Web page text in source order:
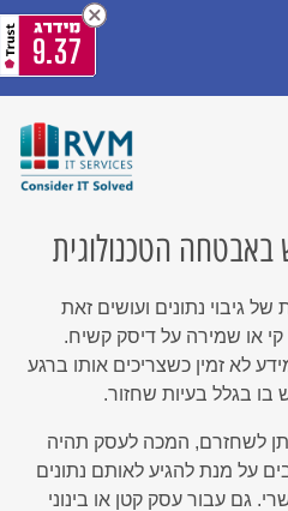
באבטחה הטכנולוגית
גיבוי נתונים ועושים זאת
קי או שמירה על דיסק קשיח.
לא זמין כשצריכים אותו ברגע
בגלל בעיות שחזור.
לשחזרם, המכה לעסק תהיה
על מנת להגיע לאותם נתונים
גם עבור עסק קטן או בינוני
9.37